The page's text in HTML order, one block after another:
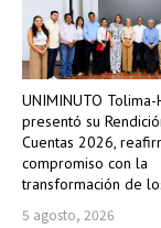
UNIMINUTO Tolima-
presentó su
Cuentas 2026,
compromiso con la
transformación de
5 agosto, 2026